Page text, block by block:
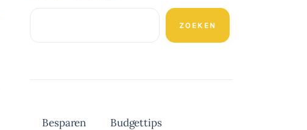
ZOEKEN
Besparen
Budgettips